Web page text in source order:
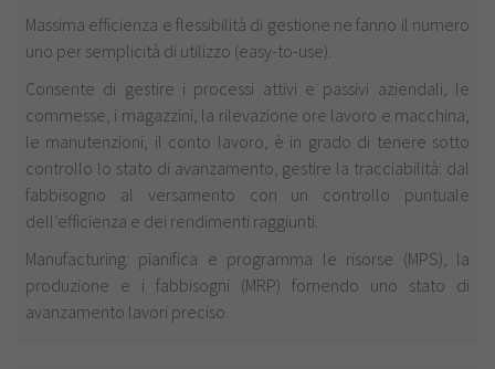
Massima efficienza e flessibilità di gestione ne fanno il numero
uno per semplicità di utilizzo (easy-to-use).
Consente di gestire i processi attivi e passivi aziendali, le
commesse, i magazzini, la rilevazione ore lavoro e macchina,
le manutenzioni, il conto lavoro, è in grado di tenere sotto
controllo lo stato di avanzamento, gestire la tracciabilità: dal
fabbisogno al versamento con un controllo puntuale
dell’efficienza e dei rendimenti raggiunti.
Manufacturing: pianifica e programma le risorse (MPS), la
produzione e i fabbisogni (MRP) fornendo uno stato di
avanzamento lavori preciso.